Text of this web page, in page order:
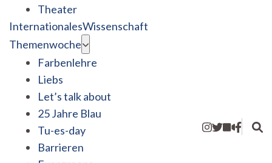
Theater
InternationalesWissenschaft
Themenwoche
Farbenlehre
Liebs
Let’s talk about
25 Jahre Blau
Tu-es-day
Barrieren